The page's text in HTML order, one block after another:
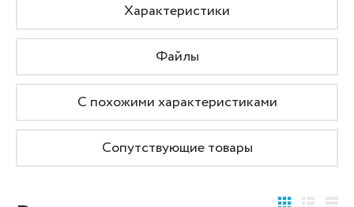
Характеристики
Файлы
С похожими характеристиками
Сопутствующие товары